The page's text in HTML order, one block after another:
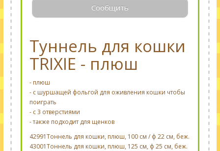
Сообщить
Туннель для кошки
TRIXIE - плюш
- плюш
- с шуршащей фольгой для оживления кошки чтобы
поиграть
- с 3 отверстиями
- также подходит для щенков
42991Тоннель для кошки, плюш, 100 см / ф 22 см, беж.
43001Тоннель для кошки, плюш, 125 см, ф 25 см, беж.